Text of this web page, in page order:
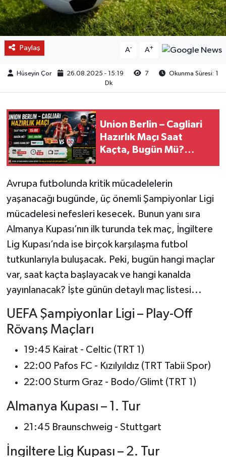
Paylaş A- A+
Hüseyin Çor 26.08.2025 - 15:19 7
Okunma Süresi: 1
Dk
Union Berlin – Cagliari
Hazırlık Maçı Saat
Kaçta, Bugün Mü?
Avrupa futbolunda kritik mücadelelerin
yaşanacağı bugünde, üç önemli Şampiyonlar Ligi
mücadelesi nefesleri kesecek. Bunun yanı sıra
Almanya Kupası’nın ilk turunda tek maç, İngiltere
Lig Kupası’nda ise birçok karşılaşma futbol
tutkunlarıyla buluşacak. Peki, bugün hangi maçlar
var, saat kaçta başlayacak ve hangi kanalda
yayınlanacak? İşte günün detaylı maç listesi...
UEFA Şampiyonlar Ligi – Play-Off
Rövanş Maçları
19:45 Kairat - Celtic (TRT 1)
22:00 Pafos FC - Kızılyıldız (TRT Tabii Spor)
22:00 Sturm Graz - Bodo/Glimt (TRT 1)
Almanya Kupası – 1. Tur
21:45 Braunschweig - Stuttgart
İngiltere Lig Kupası – 2. Tur